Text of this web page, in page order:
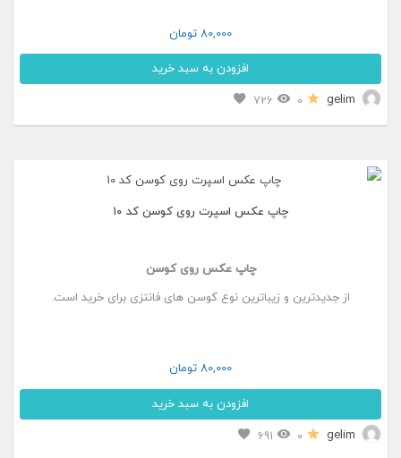
80,000 تومان
افزودن به سبد خرید
gelim
0
726
چاپ عکس اسپرت روی کوسن کد ۱۰
چاپ عکس روی کوسن
از جدیدترین و زیباترین نوع کوسن های فانتزی برای خرید است.
80,000 تومان
افزودن به سبد خرید
gelim
0
691